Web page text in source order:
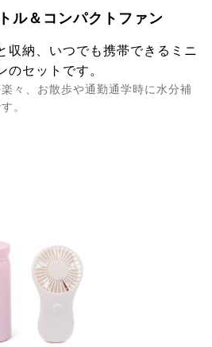
ル＆コンパクトファン
収納、いつでも携帯できるミニ
セットです。
々、お散歩や通勤通学時に水分補
。